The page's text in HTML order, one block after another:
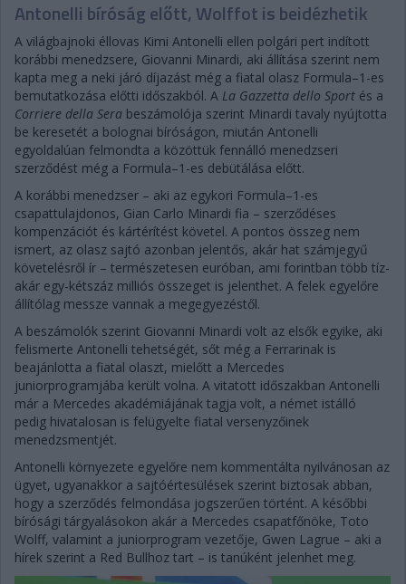
Antonelli bíróság előtt, Wolffot is beidézhetik
A világbajnoki éllovas Kimi Antonelli ellen polgári pert indított
korábbi menedzsere, Giovanni Minardi, aki állítása szerint nem
kapta meg a neki járó díjazást még a fiatal olasz Formula–1-es
bemutatkozása előtti időszakból. A La Gazzetta dello Sport és a
Corriere della Sera beszámolója szerint Minardi tavaly nyújtotta
be keresetét a bolognai bíróságon, miután Antonelli
egyoldalúan felmondta a közöttük fennálló menedzseri
szerződést még a Formula–1-es debütálása előtt.
A korábbi menedzser – aki az egykori Formula–1-es
csapattulajdonos, Gian Carlo Minardi fia – szerződéses
kompenzációt és kártérítést követel. A pontos összeg nem
ismert, az olasz sajtó azonban jelentős, akár hat számjegyű
követelésről ír – természetesen euróban, ami forintban több tíz-
akár egy-kétszáz milliós összeget is jelenthet. A felek egyelőre
állítólag messze vannak a megegyezéstől.
A beszámolók szerint Giovanni Minardi volt az elsők egyike, aki
felismerte Antonelli tehetségét, sőt még a Ferrarinak is
beajánlotta a fiatal olaszt, mielőtt a Mercedes
juniorprogramjába került volna. A vitatott időszakban Antonelli
már a Mercedes akadémiájának tagja volt, a német istálló
pedig hivatalosan is felügyelte fiatal versenyzőinek
menedzsmentjét.
Antonelli környezete egyelőre nem kommentálta nyilvánosan az
ügyet, ugyanakkor a sajtóértesülések szerint biztosak abban,
hogy a szerződés felmondása jogszerűen történt. A későbbi
bírósági tárgyalásokon akár a Mercedes csapatfőnöke, Toto
Wolff, valamint a juniorprogram vezetője, Gwen Lagrue – aki a
hírek szerint a Red Bullhoz tart – is tanúként jelenhet meg.